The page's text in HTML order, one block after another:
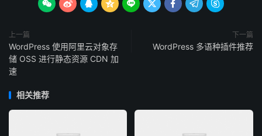
        
上一篇
WordPress 使用阿里云对象存
储 OSS 进行静态资源 CDN 加
速
下一篇
WordPress 多语种插件推荐
相关推荐